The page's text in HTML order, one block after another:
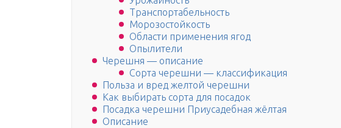
Транспортабельность
Морозостойкость
Области применения ягод
Опылители
Черешня — описание
Сорта черешни — классификация
Польза и вред желтой черешни
Как выбирать сорта для посадок
Посадка черешни Приусадебная жёлтая
Описание